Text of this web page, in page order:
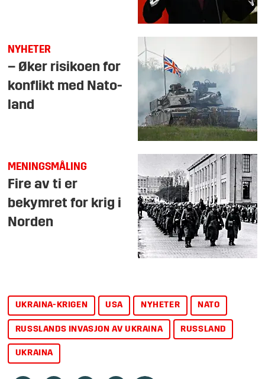
NYHETER
– Øker risikoen for
konflikt med Nato-
land
MENINGSMÅLING
Fire av ti er
bekymret for krig i
Norden
UKRAINA-KRIGEN USA NYHETER NATO
RUSSLANDS INVASJON AV UKRAINA RUSSLAND
UKRAINA